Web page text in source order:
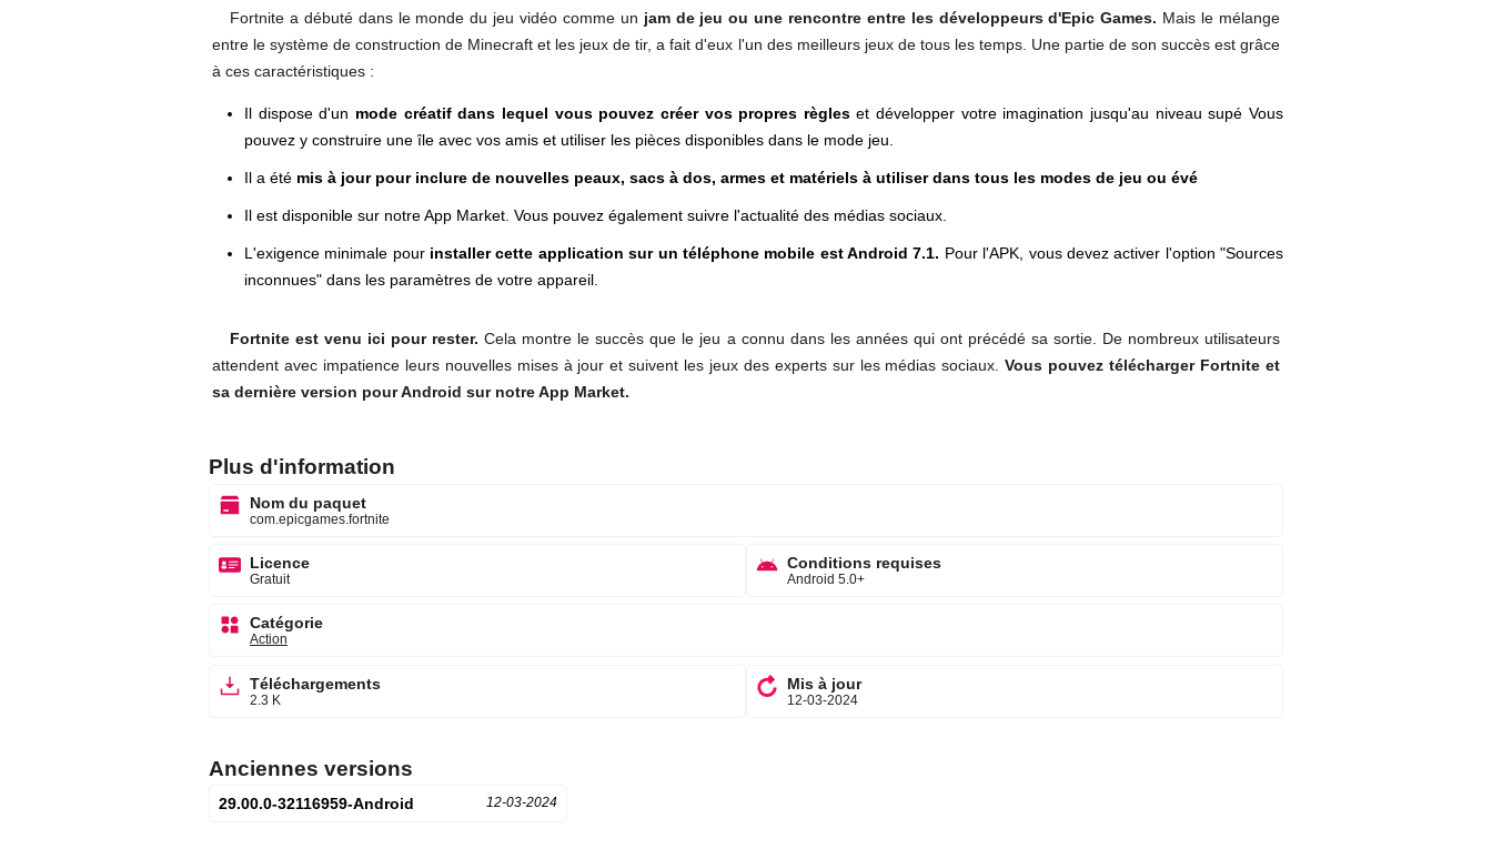
Fortnite a débuté dans le monde du jeu vidéo comme un jam de jeu ou une rencontre entre les développeurs d'Epic Games. Mais le mélange
entre le système de construction de Minecraft et les jeux de tir, a fait d'eux l'un des meilleurs jeux de tous les temps. Une partie de son succès est grâce
à ces caractéristiques :
Il dispose d'un mode créatif dans lequel vous pouvez créer vos propres règleset développer votre imagination jusqu'au niveau supé Vous
pouvez y construire une île avec vos amis et utiliser les pièces disponibles dans le mode jeu.
Il a été mis à jour pour inclure de nouvelles peaux, sacs à dos, armes et matériels à utiliser dans tous les modes de jeu ou évé
Il est disponible sur notre App Market. Vous pouvez également suivre l'actualité des médias sociaux.
L'exigence minimale pour installer cette application sur un téléphone mobile est Android 7.1. Pour l'APK, vous devez activer l'option "Sources
inconnues" dans les paramètres de votre appareil.
Fortnite est venu ici pour rester. Cela montre le succès que le jeu a connu dans les années qui ont précédé sa sortie. De nombreux utilisateurs
attendent avec impatience leurs nouvelles mises à jour et suivent les jeux des experts sur les médias sociaux. Vous pouvez télécharger Fortnite et
sa dernière version pour Android sur notre App Market.
Plus d'information
Nom du paquet
com.epicgames.fortnite
Licence
Gratuit
Conditions requises
Android 5.0+
Catégorie
Action
Téléchargements
2.3 K
Mis à jour
12-03-2024
Anciennes versions
29.00.0-32116959-Android 12-03-2024